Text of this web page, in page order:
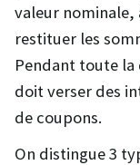
valeur nominale,
restituer les
Pendant toute
doit verser des
de coupons.
On distingue 3